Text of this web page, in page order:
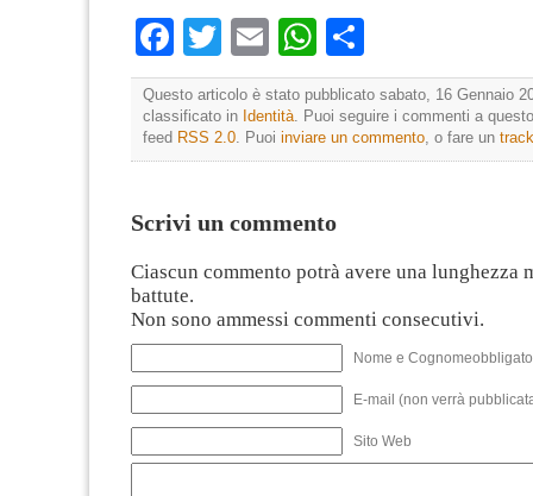
Facebook
TwitterEmailWhatsApp
Questo articolo è stato pubblicato sabato, 16 Gennaio
classificato in Identità. Puoi seguire i commenti a
feed RSS 2.0. Puoi inviare un commento, o fare un
Scrivi un commento
Ciascun commento potrà avere una lunghezza
battute.
Non sono ammessi commenti consecutivi.
Nome e
E-mail (non verrà
Sito Web